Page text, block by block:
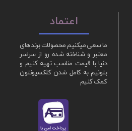
ما سعی میکنیم محصولات برند های
معتبر و شناخته شده رو از سراسر
دنیا با قیمت مناسب تهیه کنیم و
بتونیم به کامل شدن کلکسیونتون
کمک کنیم
اعتماد